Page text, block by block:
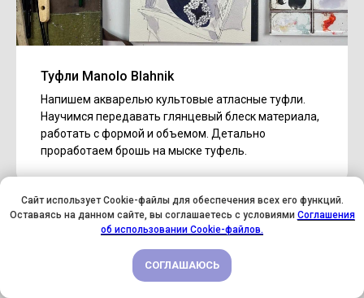
Туфли Manolo Blahnik
Напишем акварелью культовые атласные туфли.
Научимся передавать глянцевый блеск материала,
работать с формой и объемом. Детально
проработаем брошь на мыске туфель.
У НАС ДЕНЬ РОЖДЕНИЯ! ВСЕМ СКИДКИ НА ОБУЧЕНИЕ!
ПОДРОБНЕЕ
Сайт использует Cookie-файлы для обеспечения всех его функций.
Оставаясь на данном сайте, вы соглашаетесь с условиями Соглашения
об использовании Cookie-файлов.
СОГЛАШАЮСЬ